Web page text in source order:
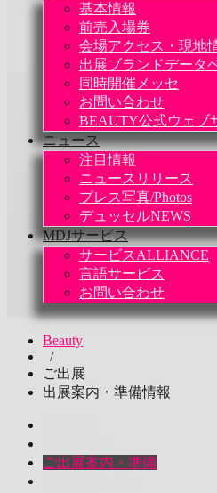
基本情報
前売入場券
会場アクセス・現地
出展ブランドデータ
同時開催メッセ
お問い合わせ
BEAUTY公式ウェブ
ニュース
注目情報
ニュースリリース
プレス写真/Photos
デュッセルNEWS
MDJサービス
サービスALLIANCE
言語サービス
お問い合わせ
Beauty
/
ご出展
出展案内・準備情報
ご出展案内・準備